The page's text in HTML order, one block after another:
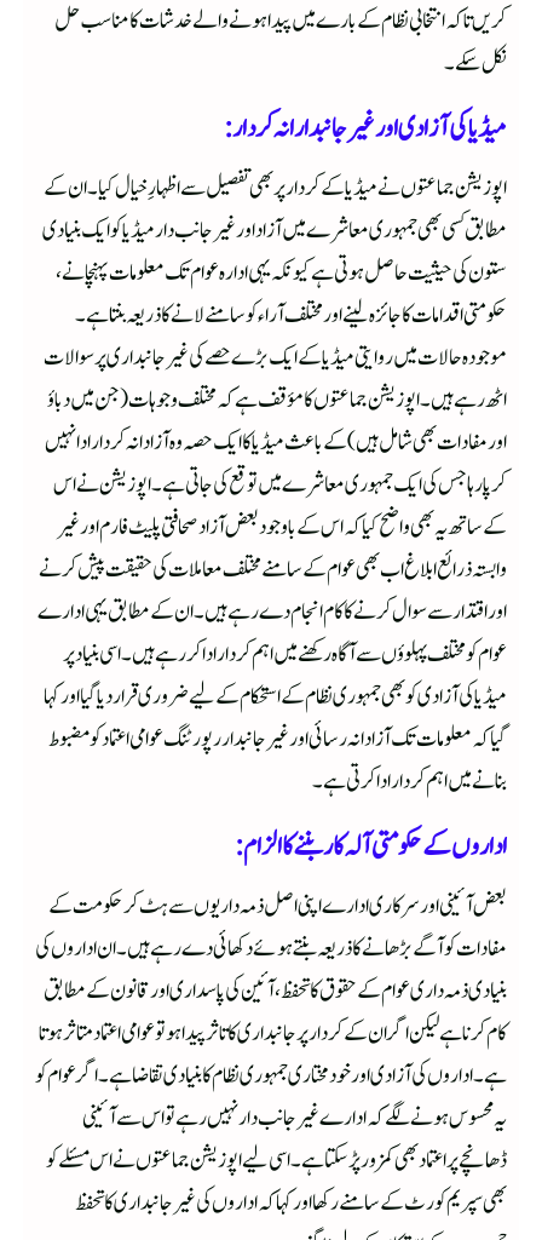
کریں تاکہ انتخابی نظام کے بارے میں پیدا ہونے والے خدشات کا مناسب حل
نکل سکے۔
میڈیا کی آزادی اور غیر جانبدارانہ کردار:
اپوزیشن جماعتوں نے میڈیا کے کردار پر بھی تفصیل سے اظہارِ خیال کیا۔ ان کے
مطابق کسی بھی جمہوری معاشرے میں آزاد اور غیر جانب دار میڈیا کو ایک بنیادی
ستون کی حیثیت حاصل ہوتی ہے کیونکہ یہی ادارہ عوام تک معلومات پہنچانے،
حکومتی اقدامات کا جائزہ لینے اور مختلف آراء کو سامنے لانے کا ذریعہ بنتا ہے۔
موجودہ حالات میں روایتی میڈیا کے ایک بڑے حصے کی غیر جانبداری پر سوالات
اٹھ رہے ہیں۔ اپوزیشن جماعتوں کا مؤقف ہے کہ مختلف وجوہات (جن میں دباؤ
اور مفادات بھی شامل ہیں) کے باعث میڈیا کا ایک حصہ وہ آزادانہ کردار ادا نہیں
کر پا رہا جس کی ایک جمہوری معاشرے میں توقع کی جاتی ہے۔ اپوزیشن نے اس
کے ساتھ یہ بھی واضح کیا کہ اس کے باوجود بعض آزاد صحافتی پلیٹ فارم اور غیر
وابستہ ذرائع ابلاغ اب بھی عوام کے سامنے مختلف معاملات کی حقیقت پیش کرنے
اور اقتدار سے سوال کرنے کا کام انجام دے رہے ہیں۔ ان کے مطابق یہی ادارے
عوام کو مختلف پہلوؤں سے آگاہ رکھنے میں اہم کردار ادا کر رہے ہیں۔ اسی بنیاد پر
میڈیا کی آزادی کو بھی جمہوری نظام کے استحکام کے لیے ضروری قرار دیا گیا اور کہا
گیا کہ معلومات تک آزادانہ رسائی اور غیر جانبدار رپورٹنگ عوامی اعتماد کو مضبوط
بنانے میں اہم کردار ادا کرتی ہے۔
اداروں کے حکومتی آلہ کار بننے کا الزام:
بعض آئینی اور سرکاری ادارے اپنی اصل ذمہ داریوں سے ہٹ کر حکومت کے
مفادات کو آگے بڑھانے کا ذریعہ بنتے ہوئے دکھائی دے رہے ہیں۔ ان اداروں کی
بنیادی ذمہ داری عوام کے حقوق کا تحفظ، آئین کی پاسداری اور قانون کے مطابق
کام کرنا ہے لیکن اگر ان کے کردار پر جانبداری کا تاثر پیدا ہو تو عوامی اعتماد متاثر ہوتا
ہے۔ اداروں کی آزادی اور خود مختاری جمہوری نظام کا بنیادی تقاضا ہے۔ اگر عوام کو
یہ محسوس ہونے لگے کہ ادارے غیر جانب دار نہیں رہے تو اس سے آئینی
ڈھانچے پر اعتماد بھی کمزور پڑ سکتا ہے۔ اسی لیے اپوزیشن جماعتوں نے اس مسئلے کو
بھی سپریم کورٹ کے سامنے رکھا اور کہا کہ اداروں کی غیر جانبداری کا تحفظ